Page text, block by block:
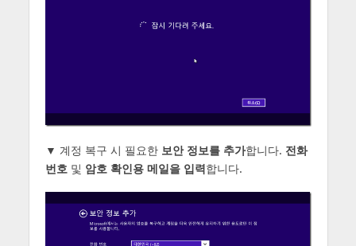
▼ 계정 복구 시 필요한 보안 정보를 추가합니다. 전화
번호및 암호 확인용 메일을 입력합니다.